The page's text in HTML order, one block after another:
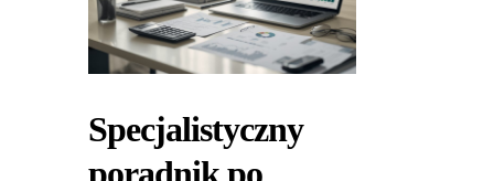
Specjalistyczny